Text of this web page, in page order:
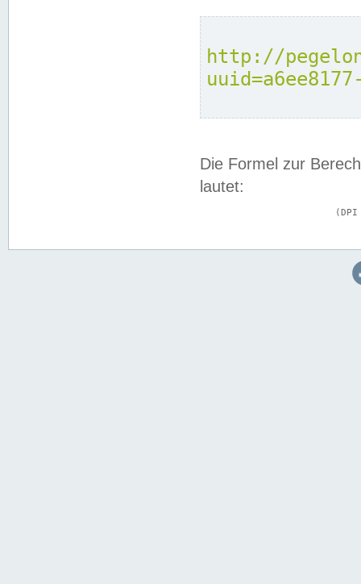
http://
Die Formel zur
lautet: